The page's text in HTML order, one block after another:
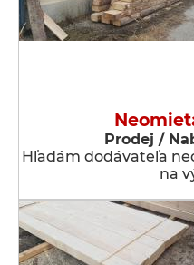
Prodej /
Hľadám dodávateľa
na